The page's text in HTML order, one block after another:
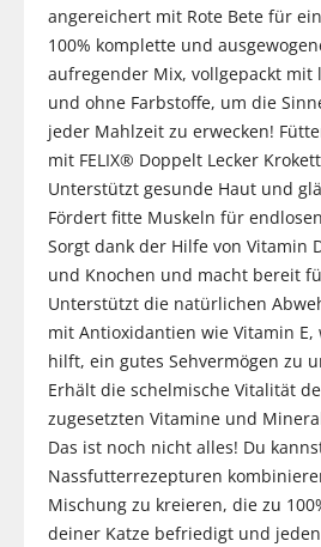
angereichert mit Rote Bete für
100% komplette und
aufregender Mix, vollgepackt mit
und ohne Farbstoffe, um die
jeder Mahlzeit zu erwecken!
mit FELIX® Doppelt Lecker
Unterstützt gesunde Haut und
Fördert fitte Muskeln für
Sorgt dank der Hilfe von Vitamin
und Knochen und macht bereit
Unterstützt die natürlichen
mit Antioxidantien wie Vitamin
hilft, ein gutes Sehvermögen zu
Erhält die schelmische Vitalität
zugesetzten Vitamine und
Das ist noch nicht alles! Du
Nassfutterrezepturen
Mischung zu kreieren, die zu
deiner Katze befriedigt und